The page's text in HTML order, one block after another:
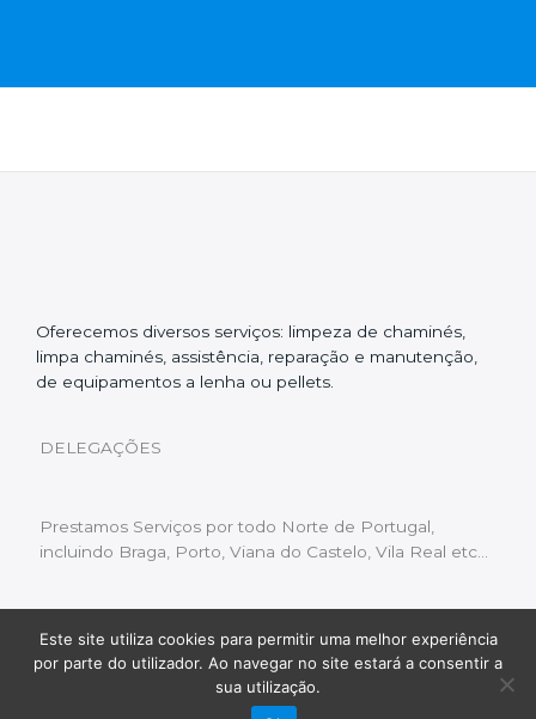
Oferecemos diversos serviços: limpeza de chaminés,
limpa chaminés, assistência, reparação e manutenção,
de equipamentos a lenha ou pellets.
DELEGAÇÕES
Prestamos Serviços por todo Norte de Portugal,
incluindo Braga, Porto, Viana do Castelo, Vila Real etc…
Livro de Reclamações | Política de Privacidade
Copyright © 2022 Limpeza Chaminés | Desenvolvido
Fluxo Digital – a inovar a web
Este site utiliza cookies para permitir uma melhor experiência
por parte do utilizador. Ao navegar no site estará a consentir a
sua utilização.